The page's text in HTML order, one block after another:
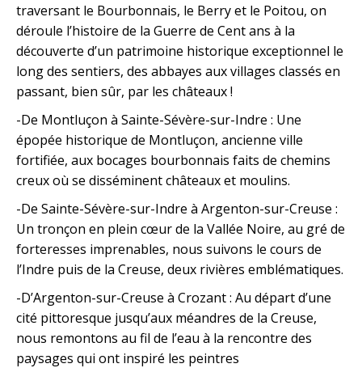
traversant le Bourbonnais, le Berry et le Poitou, on
déroule l’histoire de la Guerre de Cent ans à la
découverte d’un patrimoine historique exceptionnel le
long des sentiers, des abbayes aux villages classés en
passant, bien sûr, par les châteaux !
-De Montluçon à Sainte-Sévère-sur-Indre : Une
épopée historique de Montluçon, ancienne ville
fortifiée, aux bocages bourbonnais faits de chemins
creux où se disséminent châteaux et moulins.
-De Sainte-Sévère-sur-Indre à Argenton-sur-Creuse :
Un tronçon en plein cœur de la Vallée Noire, au gré de
forteresses imprenables, nous suivons le cours de
l’Indre puis de la Creuse, deux rivières emblématiques.
-D’Argenton-sur-Creuse à Crozant : Au départ d’une
cité pittoresque jusqu’aux méandres de la Creuse,
nous remontons au fil de l’eau à la rencontre des
paysages qui ont inspiré les peintres